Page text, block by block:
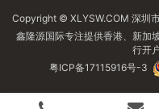
Copyright © XLYSW.COM 深圳
鑫隆源国际专注提供香港、新加
行开
粤ICP备17115916号-3